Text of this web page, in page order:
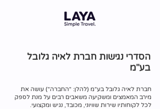
הסדרי נגישות חברת לאיה גלובל
בע"מ
חברת לאיה גלובל בע"מ (להלן: "החברה") עושה את
מירב המאמצים ומשקיעה משאבים רבים על מנת לספק
לכל לקוחותיו שירות שוויוני, מכובד, נגיש ומקצועי.